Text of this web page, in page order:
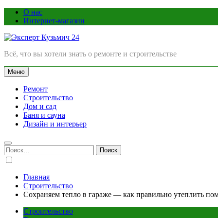
ПерейтиО нас
Интернет-магазин
Эксперт Кузьмич 24
Всё, что вы хотели знать о ремонте и строительстве
Меню
Ремонт
Строительство
Дом и сад
Баня и сауна
Дизайн и интерьер
Найти:
Главная
Строительство
Сохраняем тепло в гараже — как правильно утеплить
Строительство